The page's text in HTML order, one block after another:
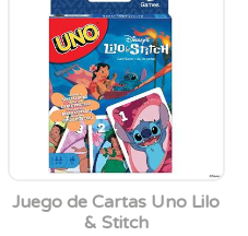
Juego de Cartas Uno Lilo
& Stitch